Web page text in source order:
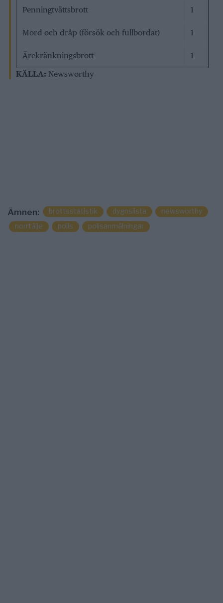
Penningtvättsbrott 1
Mord och dråp (försök och fullbordat) 1
Ärekränkningsbrott
1
KÄLLA: Newsworthy
Ämnen: brottsstatistik dygnslista
newsworthy
norrtälje
polis polisanmälningar